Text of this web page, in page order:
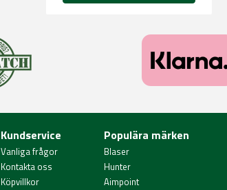
Kundservice
Vanliga frågor
Kontakta oss
Köpvillkor
Populära märken
Blaser
Hunter
Aimpoint